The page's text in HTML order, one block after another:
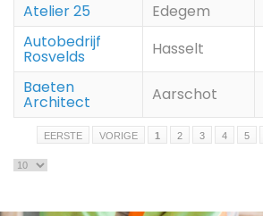
Atelier 25
Edegem
Autobedrijf
Rosvelds Hasselt
Baeten
Architect Aarschot
EERSTE VORIGE 1 2 3 4 5